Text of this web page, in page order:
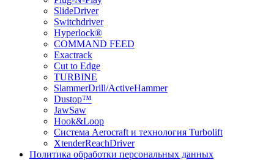
SlideDriver
Switchdriver
Hyperlock®
COMMAND FEED
Exactrack
Cut to Edge
TURBINE
SlammerDrill/ActiveHammer
Dustop™
JawSaw
Hook&Loop
Cистема Aerocraft и технология Turbolift
XtenderReachDriver
Политика обработки персональных данных